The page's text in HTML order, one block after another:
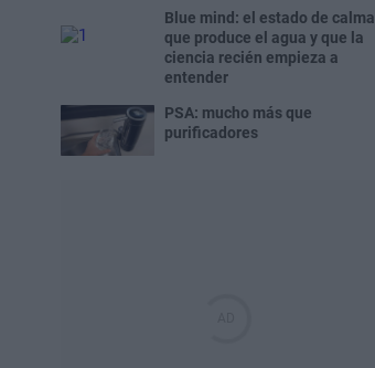
Blue mind: el estado de calma
que produce el agua y que la
ciencia recién empieza a
entender
PSA: mucho más que
purificadores